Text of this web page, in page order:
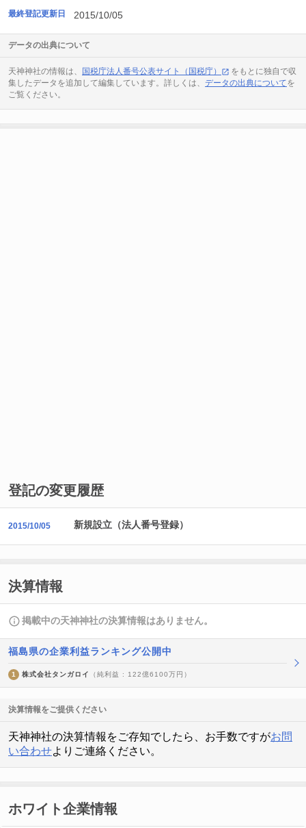
最終登記更新日 2015/10/05
データの出典について
天神神社の情報は、 国税庁法人番号公表サイト（国税庁）
をもとに独自で収
集したデータを追加して編集しています。詳しくは、 データの出典についてを
ご覧ください。
登記の変更履歴
2015/10/05 新規設立（法人番号登録）
決算情報
掲載中の天神神社の決算情報はありません。
福島県の企業利益ランキング公開中
1 株式会社タンガロイ （純利益 : 122億6100万円）
決算情報をご提供ください
天神神社の決算情報をご存知でしたら、お手数ですがお問
い合わせよりご連絡ください。
ホワイト企業情報